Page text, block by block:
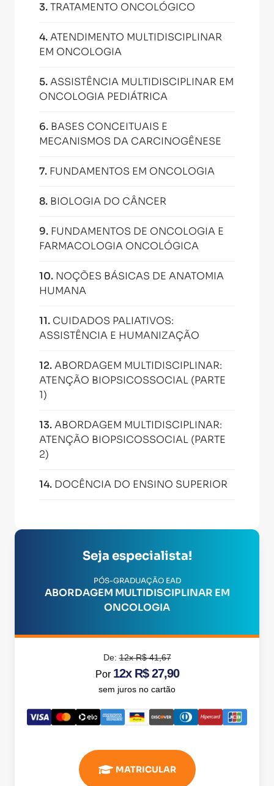
3.TRATAMENTO ONCOLÓGICO
4.ATENDIMENTO MULTIDISCIPLINAR
EM ONCOLOGIA
5.ASSISTÊNCIA MULTIDISCIPLINAR EM
ONCOLOGIA PEDIÁTRICA
6. BASES CONCEITUAIS E
MECANISMOS DA CARCINOGÊNESE
7. FUNDAMENTOS EM ONCOLOGIA
8. BIOLOGIA DO CÂNCER
9. FUNDAMENTOS DE ONCOLOGIA E
FARMACOLOGIA ONCOLÓGICA
10. NOÇÕES BÁSICAS DE ANATOMIA
HUMANA
11. CUIDADOS PALIATIVOS:
ASSISTÊNCIA E HUMANIZAÇÃO
12.ABORDAGEM MULTIDISCIPLINAR:
ATENÇÃO BIOPSICOSSOCIAL (PARTE
1)
13.ABORDAGEM MULTIDISCIPLINAR:
ATENÇÃO BIOPSICOSSOCIAL (PARTE
2)
14. DOCÊNCIA DO ENSINO SUPERIOR
Seja especialista!
PÓS-GRADUAÇÃO EAD
ABORDAGEM MULTIDISCIPLINAR EM
ONCOLOGIA
De:12x R$ 41,67
Por 12x R$ 27,90
sem juros no cartão
MATRICULAR